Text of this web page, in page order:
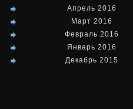
Апрель 2016
Март 2016
Февраль 2016
Январь 2016
Декабрь 2015